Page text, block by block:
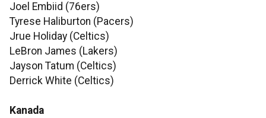
Joel Embiid (76ers)
Tyrese Haliburton (Pacers)
Jrue Holiday (Celtics)
LeBron James (Lakers)
Jayson Tatum (Celtics)
Derrick White (Celtics)
Kanada